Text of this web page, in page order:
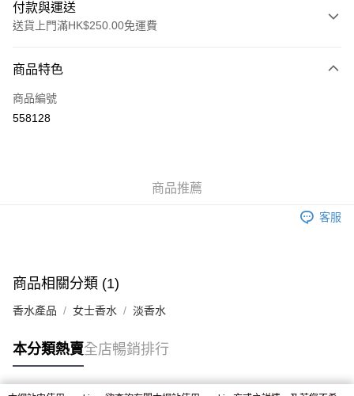
付款與運送
送貨上門滿HK$250.00免運費
信用卡
Apple Pay
付款後門市自取，訂單確認後2-4個工作天到店，7天內取。逾期後
商品特色
商品編號
558128
商品推薦
客服
商品相關分類 (1)
香水產品 女士香水 淡香水
本分類熱賣全店暢銷排行